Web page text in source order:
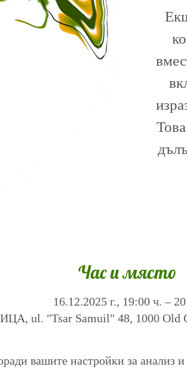
Час и място
16.12.2025 г., 19:00 ч. –
ul. "Tsar Samuil" 48, 1000 Old
вашите настройки за анализ